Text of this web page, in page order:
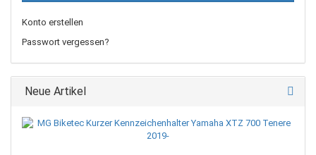
Konto erstellen
Passwort vergessen?
Neue Artikel